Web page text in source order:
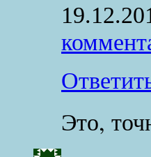
Это,